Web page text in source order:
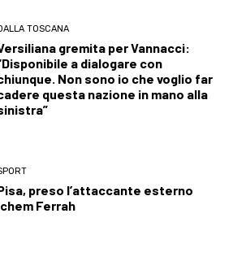
TOSCANA
gremita per Vannacci:
a dialogare con
Non sono io che voglio far
questa nazione in mano alla
preso l’attaccante esterno
Ferrah